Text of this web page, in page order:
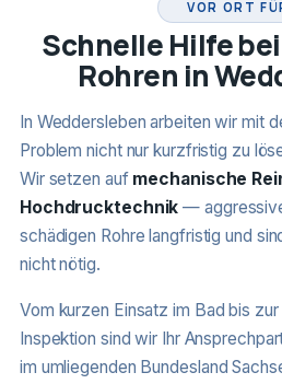
VOR ORT
Schnelle Hilfe
Rohren in
In Weddersleben arbeiten wir mit
Problem nicht nur kurzfristig zu
Wir setzen auf mechanische
Hochdrucktechnik —
schädigen Rohre langfristig und
nicht nötig.
Vom kurzen Einsatz im Bad bis
Inspektion sind wir Ihr
im umliegenden Bundesland